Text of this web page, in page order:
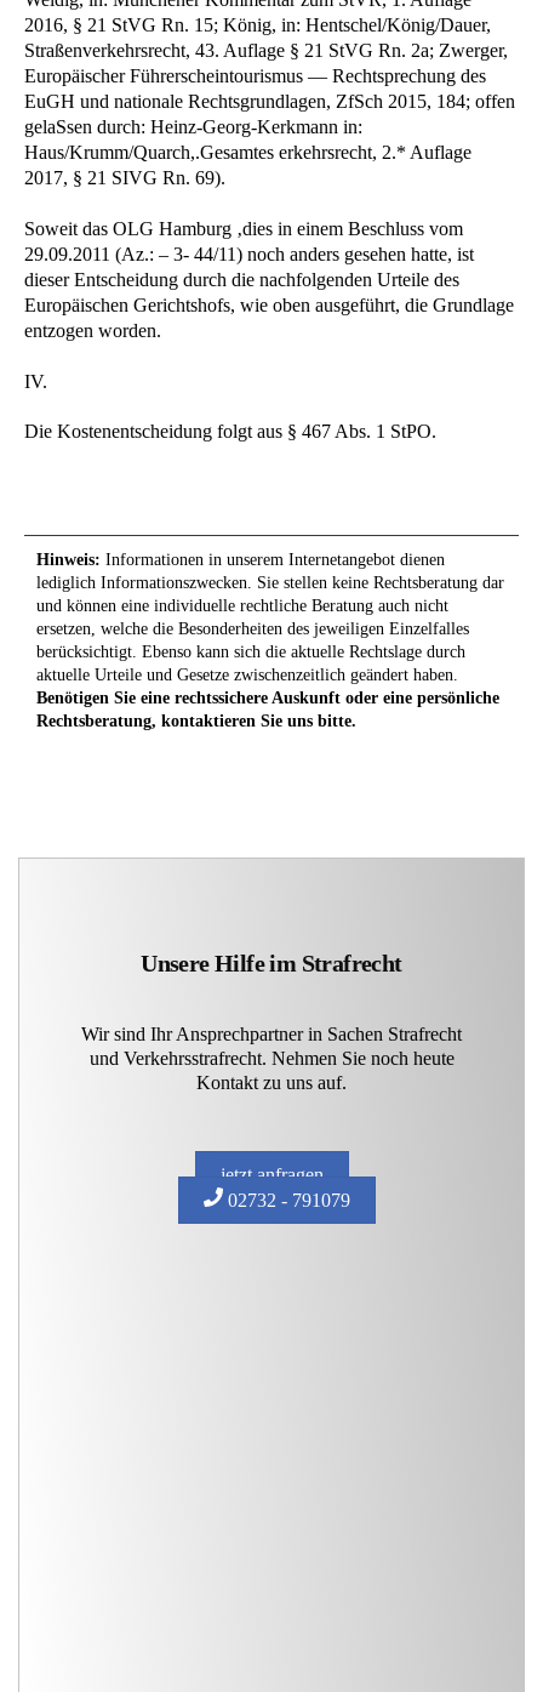
2016, § 21 StVG Rn. 15; König, in: Hentschel/König/Dauer,
Straßenverkehrsrecht, 43. Auflage § 21 StVG Rn. 2a; Zwerger,
Europäischer Führerscheintourismus — Rechtsprechung des
EuGH und nationale Rechtsgrundlagen, ZfSch 2015, 184; offen
gelaSsen durch: Heinz-Georg-Kerkmann in:
Haus/Krumm/Quarch,.Gesamtes erkehrsrecht, 2.* Auflage
2017, § 21 SIVG Rn. 69).
Soweit das OLG Hamburg ‚dies in einem Beschluss vom
29.09.2011 (Az.: – 3- 44/11) noch anders gesehen hatte, ist
dieser Entscheidung durch die nachfolgenden Urteile des
Europäischen Gerichtshofs, wie oben ausgeführt, die Grundlage
entzogen worden.
IV.
Die Kostenentscheidung folgt aus § 467 Abs. 1 StPO.
Hinweis: Informationen in unserem Internetangebot dienen
lediglich Informationszwecken. Sie stellen keine Rechtsberatung dar
und können eine individuelle rechtliche Beratung auch nicht
ersetzen, welche die Besonderheiten des jeweiligen Einzelfalles
berücksichtigt. Ebenso kann sich die aktuelle Rechtslage durch
aktuelle Urteile und Gesetze zwischenzeitlich geändert haben.
Benötigen Sie eine rechtssichere Auskunft oder eine persönliche
Rechtsberatung, kontaktieren Sie uns bitte.
Unsere Hilfe im Strafrecht
Wir sind Ihr Ansprechpartner in Sachen Strafrecht
und Verkehrsstrafrecht. Nehmen Sie noch heute
Kontakt zu uns auf.
jetzt anfragen
02732 - 791079